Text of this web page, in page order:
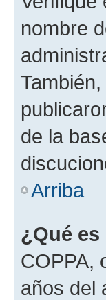
nombre
de la
Arriba
¿Qué es
COPPA,
años del